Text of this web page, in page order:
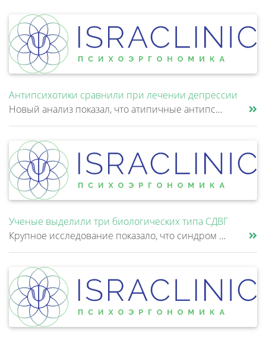
Антипсихотики сравнили при лечении депрессии
Новый анализ показал, что атипичные антипсихотики, которые иногда добавляют к антидепрессантам при большом депрессивном......
Ученые выделили три биологических типа СДВГ
Крупное исследование показало, что синдром дефицита внимания и гиперактивности (СДВГ) может включать не два, а три биоло......